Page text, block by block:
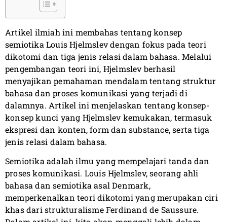
Artikel ilmiah ini membahas tentang konsep
semiotika Louis Hjelmslev dengan fokus pada teori
dikotomi dan tiga jenis relasi dalam bahasa. Melalui
pengembangan teori ini, Hjelmslev berhasil
menyajikan pemahaman mendalam tentang struktur
bahasa dan proses komunikasi yang terjadi di
dalamnya. Artikel ini menjelaskan tentang konsep-
konsep kunci yang Hjelmslev kemukakan, termasuk
ekspresi dan konten, form dan substance, serta tiga
jenis relasi dalam bahasa.
Semiotika adalah ilmu yang mempelajari tanda dan
proses komunikasi. Louis Hjelmslev, seorang ahli
bahasa dan semiotika asal Denmark,
memperkenalkan teori dikotomi yang merupakan ciri
khas dari strukturalisme Ferdinand de Saussure.